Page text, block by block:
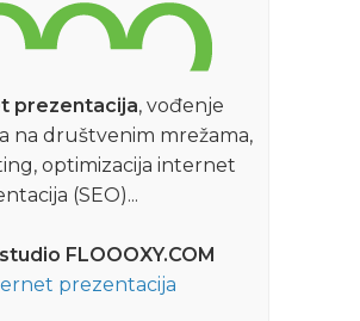
prezentacija, vođenje
na društvenim mrežama,
optimizacija internet
(SEO)...
FLOOOXY.COM
prezentacija